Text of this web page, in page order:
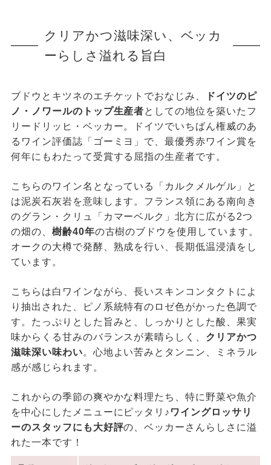
クリアかつ滋味深い、ベッカ
ーらしさ溢れる旨白
ブドウとキツネのエチケットでおなじみ、
ドイツのピ
ノ・ノワールのトップ生産者としての地位を築いたフ
リードリッヒ・ベッカー。ドイツでいちばん権威のあ
るワイン評価誌「ゴーミヨ」で、最優秀赤ワイン賞を
何年にもわたって受賞する屈指の生産者です。
こちらのワイン名となっている「カルクメルゲル」と
は泥炭石灰岩を意味します。フランス領にある南向き
のグラン・クリュ「カマーベルク」北方に広がる2つ
の畑の、 樹齢40年の古樹のブドウを使用しています。
オークの大樽で発酵、熟成を行い、長期低温浸漬をし
ています。
こちらは白ワインながら、長いスキンコンタクトによ
り抽出された、ピノ系統特有のロゼ色がかった色調で
す。たっぷりとした旨みと、しっかりとした酸、果実
味からくる甘みのバランスが素晴らしく、 クリアかつ
滋味深い味わい。心地よい苦みとタンニン、ミネラル
感が感じられます。
これからの季節の爽やかな料理たち、特に野菜や魚介
を中心にしたメニューにピッタリ♪ ワイングロッサリ
ーのスタッフにも大好評の、ベッカーさんらしさに溢
れた一本です！